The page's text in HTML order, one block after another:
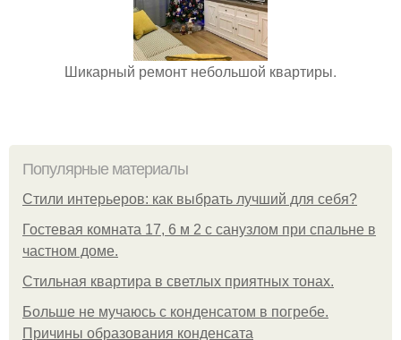
Шикарный ремонт небольшой квартиры.
Популярные материалы
Стили интерьеров: как выбрать лучший для себя?
Гостевая комната 17, 6 м 2 с санузлом при спальне в
частном доме.
Стильная квартира в светлых приятных тонах.
Больше не мучаюсь с конденсатом в погребе.
Причины образования конденсата